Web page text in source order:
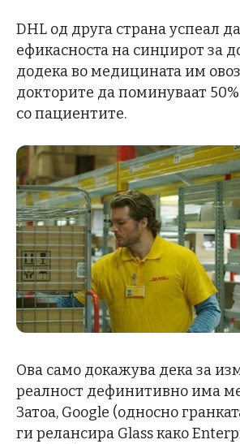
DHL од друга страна успеал
ефикасноста на синџирот за
додека во медицината им
докторите да поминуваат
со пациентите.
Ова само докажува дека за
реалност дефинитивно има
Затоа, Google (односно
ги релансира Glass како